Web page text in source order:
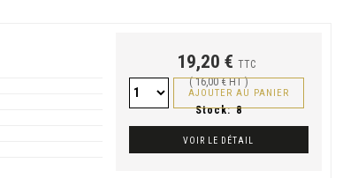
19,20 € TTC
( 16,00 € HT )
Stock: 8
AJOUTER AU PANIER
VOIR LE DÉTAIL